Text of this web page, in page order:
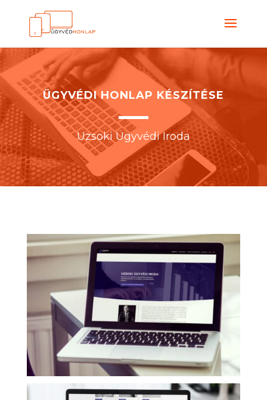
ÜGYVÉDI HONLAP KÉSZÍTÉSE
Uzsoki Ügyvédi Iroda